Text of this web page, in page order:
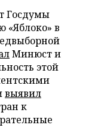
Госдумы
«Яблоко» в
Минюст и
этой
выявил
к